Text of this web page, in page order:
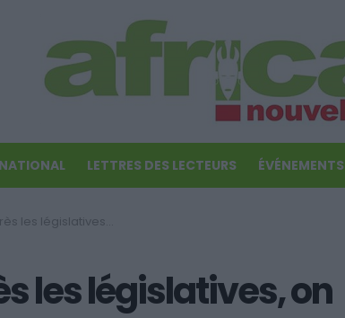
LETTRES DES LECTEURS ÉVÉNEMENTS
législatives, on dit quoi?
les législatives, on